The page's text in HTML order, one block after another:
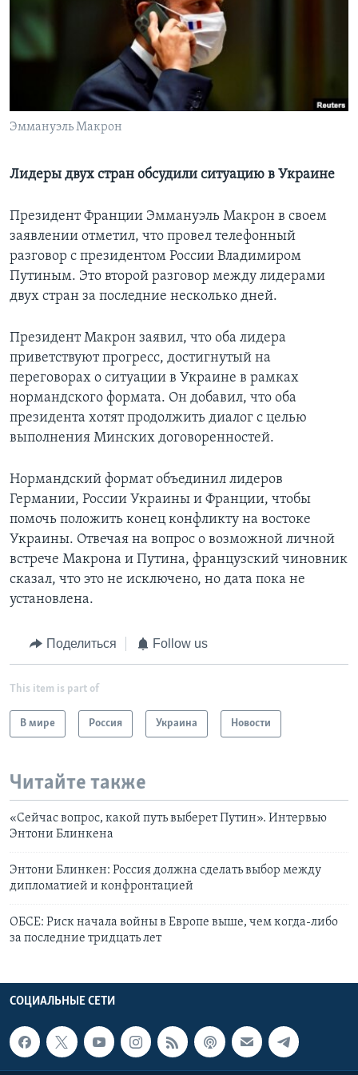
Learning English
СОЦИАЛЬНЫЕ СЕТИ
Эммануэль Макрон
Лидеры двух стран обсудили ситуацию в Украине
Президент Франции Эммануэль Макрон в своем
заявлении отметил, что провел телефонный
разговор с президентом России Владимиром
Путиным. Это второй разговор между лидерами
двух стран за последние несколько дней.
Президент Макрон заявил, что оба лидера
приветствуют прогресс, достигнутый на
переговорах о ситуации в Украине в рамках
нормандского формата. Он добавил, что оба
президента хотят продолжить диалог с целью
выполнения Минских договоренностей.
Нормандский формат объединил лидеров
Германии, России Украины и Франции, чтобы
помочь положить конец конфликту на востоке
Украины. Отвечая на вопрос о возможной личной
встрече Макрона и Путина, французский чиновник
сказал, что это не исключено, но дата пока не
установлена.
Поделиться Follow us
This item is part of
В мире Россия Украина Новости
Читайте также
«Сейчас вопрос, какой путь выберет Путин». Интервью
Энтони Блинкена
Энтони Блинкен: Россия должна сделать выбор между
дипломатией и конфронтацией
ОБСЕ: Риск начала войны в Европе выше, чем когда-либо
за последние тридцать лет
СОЦИАЛЬНЫЕ СЕТИ